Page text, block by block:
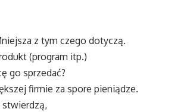
z tym czego dotyczą.
(program itp.)
go sprzedać?
firmie za spore pieniądze.
stwierdzą,